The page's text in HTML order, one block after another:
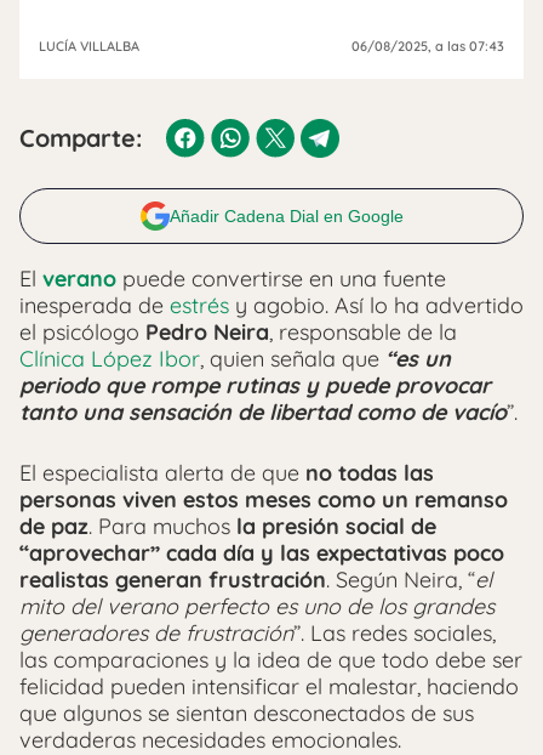
LUCÍA VILLALBA 06/08/2025, a las 07:43
Comparte:
Añadir Cadena Dial en Google
El verano puede convertirse en una fuente
inesperada de estrés y agobio. Así lo ha advertido
el psicólogo Pedro Neira, responsable de la
Clínica López Ibor, quien señala que “es un
periodo que rompe rutinas y puede provocar
tanto una sensación de libertad como de vacío”.
El especialista alerta de que no todas las
personas viven estos meses como un remanso
de paz. Para muchos la presión social de
“aprovechar” cada día y las expectativas poco
realistas generan frustración. Según Neira, “el
mito del verano perfecto es uno de los grandes
generadores de frustración”. Las redes sociales,
las comparaciones y la idea de que todo debe ser
felicidad pueden intensificar el malestar, haciendo
que algunos se sientan desconectados de sus
verdaderas necesidades emocionales.